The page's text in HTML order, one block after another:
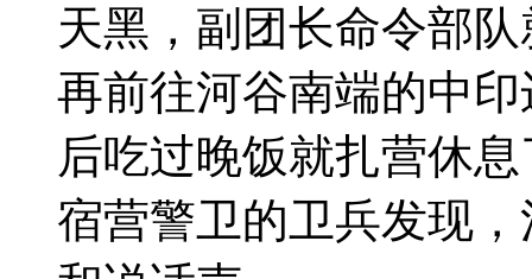
天黑，副团长命令部
再前往河谷南端的中
后吃过晚饭就扎营休
宿营警卫的卫兵发现